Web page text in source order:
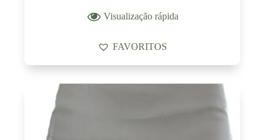
Visualização rápida
FAVORITOS